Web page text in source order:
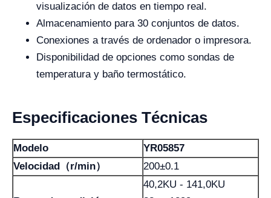
visualización de datos en tiempo real.
Almacenamiento para 30 conjuntos de datos.
Conexiones a través de ordenador o impresora.
Disponibilidad de opciones como sondas de
temperatura y baño termostático.
Especificaciones Técnicas
Modelo
YR05857
Velocidad（r/min）
200±0.1
40,2KU - 141,0KU